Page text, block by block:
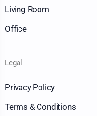
Living Room
Office
Legal
Privacy Policy
Terms & Conditions